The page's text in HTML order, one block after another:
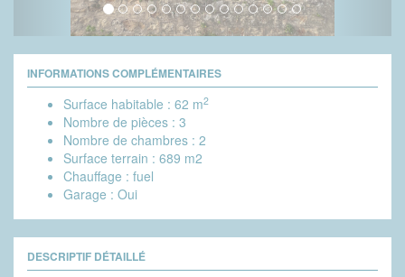
INFORMATIONS COMPLÉMENTAIRES
Surface habitable : 62 m2
Nombre de pièces : 3
Nombre de chambres : 2
Surface terrain : 689 m2
Chauffage : fuel
Garage : Oui
DESCRIPTIF DÉTAILLÉ